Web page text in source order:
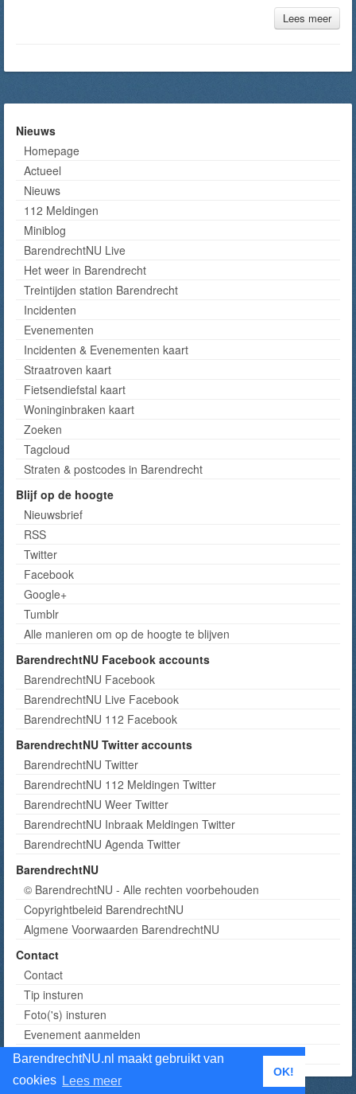
BarendrechtNU.nl maakt gebruikt van
cookies Lees meer
OK!
Lees meer
Nieuws
Homepage
Actueel
Nieuws
112 Meldingen
Miniblog
BarendrechtNU Live
Het weer in Barendrecht
Treintijden station Barendrecht
Incidenten
Evenementen
Incidenten & Evenementen kaart
Straatroven kaart
Fietsendiefstal kaart
Woninginbraken kaart
Zoeken
Tagcloud
Straten & postcodes in Barendrecht
Blijf op de hoogte
Nieuwsbrief
RSS
Twitter
Facebook
Google+
Tumblr
Alle manieren om op de hoogte te blijven
BarendrechtNU Facebook accounts
BarendrechtNU Facebook
BarendrechtNU Live Facebook
BarendrechtNU 112 Facebook
BarendrechtNU Twitter accounts
BarendrechtNU Twitter
BarendrechtNU 112 Meldingen Twitter
BarendrechtNU Weer Twitter
BarendrechtNU Inbraak Meldingen Twitter
BarendrechtNU Agenda Twitter
BarendrechtNU
© BarendrechtNU - Alle rechten voorbehouden
Copyrightbeleid BarendrechtNU
Algmene Voorwaarden BarendrechtNU
Contact
Contact
Tip insturen
Foto('s) insturen
Evenement aanmelden
Informatie aanvragen adverteren